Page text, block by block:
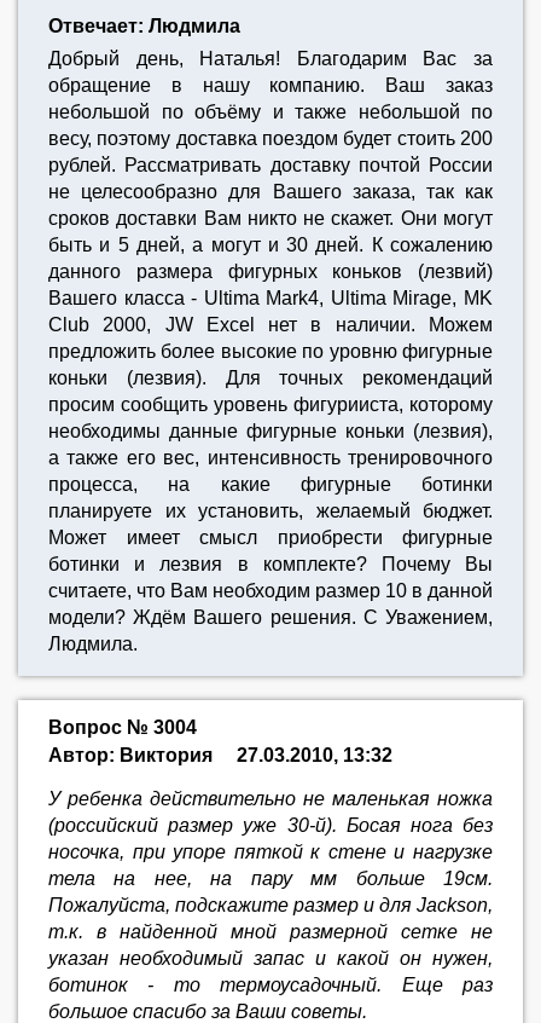
Отвечает: Людмила
Добрый день, Наталья! Благодарим Вас за
обращение в нашу компанию. Ваш заказ
небольшой по объёму и также небольшой по
весу, поэтому доставка поездом будет стоить 200
рублей. Рассматривать доставку почтой России
не целесообразно для Вашего заказа, так как
сроков доставки Вам никто не скажет. Они могут
быть и 5 дней, а могут и 30 дней. К сожалению
данного размера фигурных коньков (лезвий)
Вашего класса - Ultima Mark4, Ultima Mirage, MK
Club 2000, JW Excel нет в наличии. Можем
предложить более высокие по уровню фигурные
коньки (лезвия). Для точных рекомендаций
просим сообщить уровень фигурииста, которому
необходимы данные фигурные коньки (лезвия),
а также его вес, интенсивность тренировочного
процесса, на какие фигурные ботинки
планируете их установить, желаемый бюджет.
Может имеет смысл приобрести фигурные
ботинки и лезвия в комплекте? Почему Вы
считаете, что Вам необходим размер 10 в данной
модели? Ждём Вашего решения. С Уважением,
Людмила.
Вопрос № 3004
Автор: Виктория
27.03.2010, 13:32
У ребенка действительно не маленькая ножка
(российский размер уже 30-й). Босая нога без
носочка, при упоре пяткой к стене и нагрузке
тела на нее, на пару мм больше 19см.
Пожалуйста, подскажите размер и для Jackson,
т.к. в найденной мной размерной сетке не
указан необходимый запас и какой он нужен,
ботинок - то термоусадочный. Еще раз
большое спасибо за Ваши советы.